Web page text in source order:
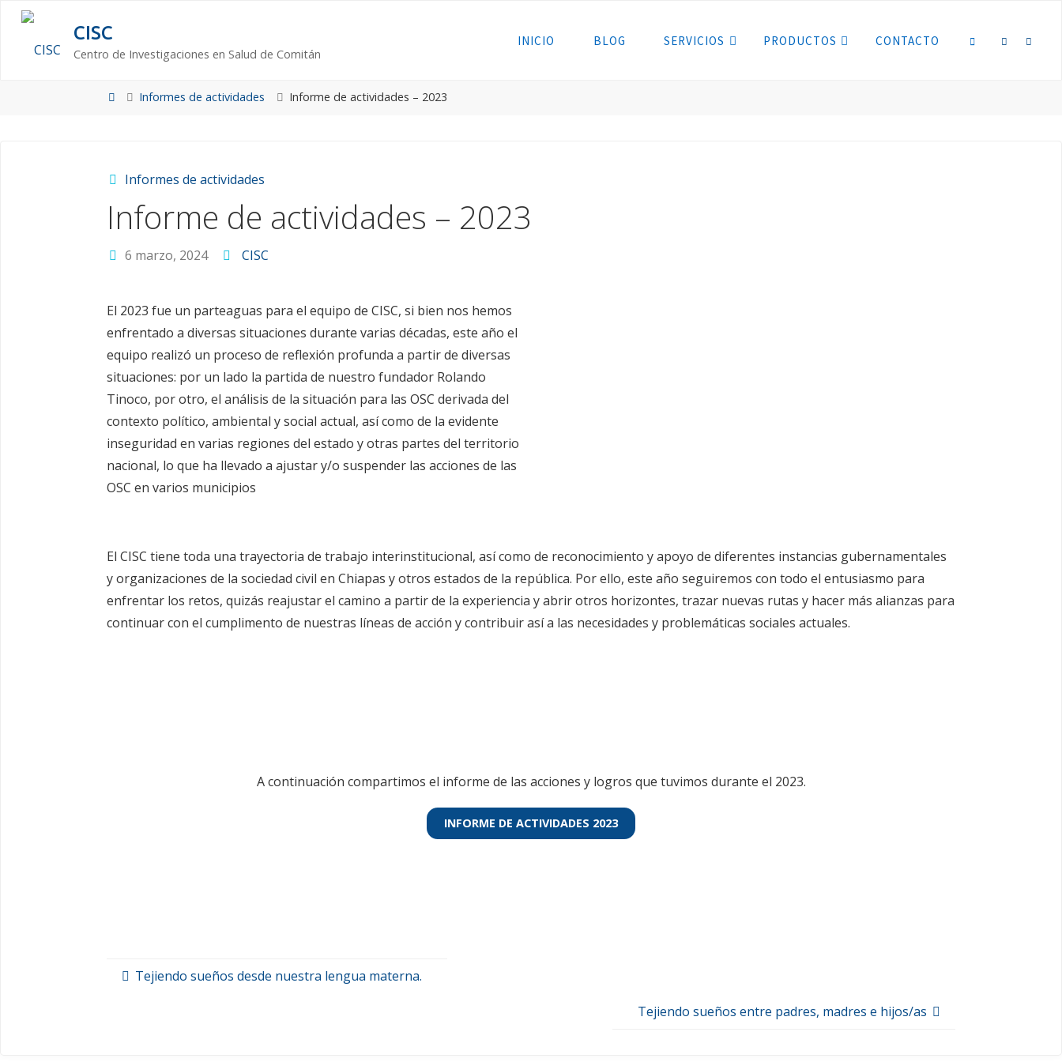
Saltar
contenido
CISC
Centro de Investigaciones en Salud de Comitán
INICIO BLOG SERVICIOS PRODUCTOS CONTACTO
PáginaInformes de actividades Informe de actividades – 2023
Informes de actividades
Informe de actividades – 2023
6 marzo, 2024 CISC
El 2023 fue un parteaguas para el equipo de CISC, si bien nos hemos
enfrentado a diversas situaciones durante varias décadas, este año el
equipo realizó un proceso de reflexión profunda a partir de diversas
situaciones: por un lado la partida de nuestro fundador Rolando
Tinoco, por otro, el análisis de la situación para las OSC derivada del
contexto político, ambiental y social actual, así como de la evidente
inseguridad en varias regiones del estado y otras partes del territorio
nacional, lo que ha llevado a ajustar y/o suspender las acciones de las
OSC en varios municipios
El CISC tiene toda una trayectoria de trabajo interinstitucional, así como de reconocimiento y apoyo de diferentes instancias gubernamentales
y organizaciones de la sociedad civil en Chiapas y otros estados de la república. Por ello, este año seguiremos con todo el entusiasmo para
enfrentar los retos, quizás reajustar el camino a partir de la experiencia y abrir otros horizontes, trazar nuevas rutas y hacer más alianzas para
continuar con el cumplimento de nuestras líneas de acción y contribuir así a las necesidades y problemáticas sociales actuales.
A continuación compartimos el informe de las acciones y logros que tuvimos durante el 2023.
INFORME DE ACTIVIDADES 2023
Tejiendo sueños desde nuestra lengua materna.
Tejiendo sueños entre padres, madres e hijos/as